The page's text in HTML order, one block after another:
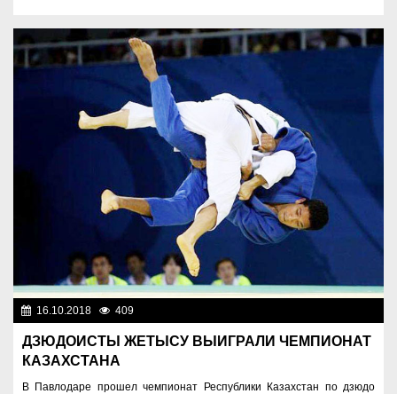
16.10.2018 409
ДЗЮДОИСТЫ ЖЕТЫСУ ВЫИГРАЛИ ЧЕМПИОНАТ
КАЗАХСТАНА
В Павлодаре прошел чемпионат Республики Казахстан по дзюдо